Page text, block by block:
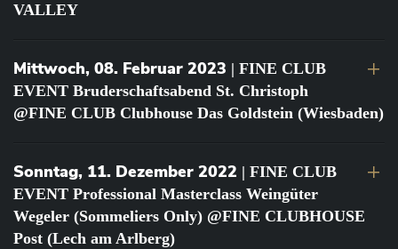
VALLEY
Mittwoch, 08. Februar 2023 | FINE CLUB
EVENT Bruderschaftsabend St. Christoph
@FINE CLUB Clubhouse Das Goldstein (Wiesbaden)
Sonntag, 11. Dezember 2022 | FINE CLUB
EVENT Professional Masterclass Weingüter
Wegeler (Sommeliers Only) @FINE CLUBHOUSE
Post (Lech am Arlberg)